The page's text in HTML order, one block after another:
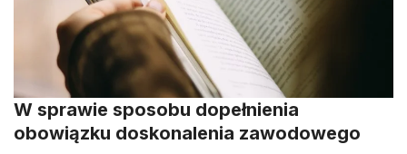
W sprawie sposobu dopełnienia
obowiązku doskonalenia zawodowego